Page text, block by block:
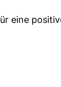
eine